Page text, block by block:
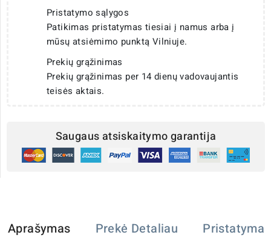
Pristatymo sąlygos
Patikimas pristatymas tiesiai į namus arba į
mūsų atsiėmimo punktą Vilniuje.
Prekių grąžinimas
Prekių grąžinimas per 14 dienų vadovaujantis
teisės aktais.
Saugaus atsiskaitymo garantija
Aprašymas Prekė Detaliau Pristatymas